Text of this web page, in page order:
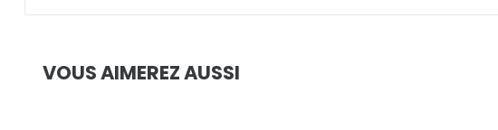
VOUS AIMEREZ AUSSI